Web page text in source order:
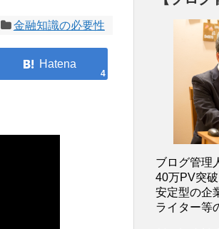
金融知識の必要性
4
ブログ管理
40万PV突
安定型の企
ライター等